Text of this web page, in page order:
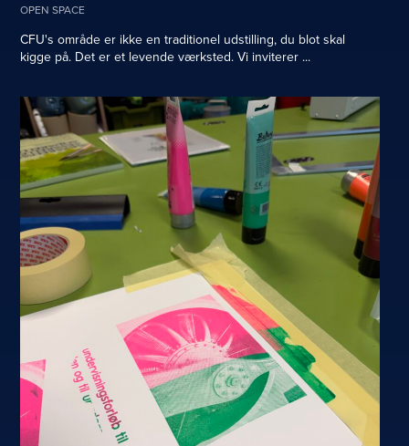
OPEN SPACE
CFU's område er ikke en traditionel udstilling, du blot skal
kigge på. Det er et levende værksted. Vi inviterer ...